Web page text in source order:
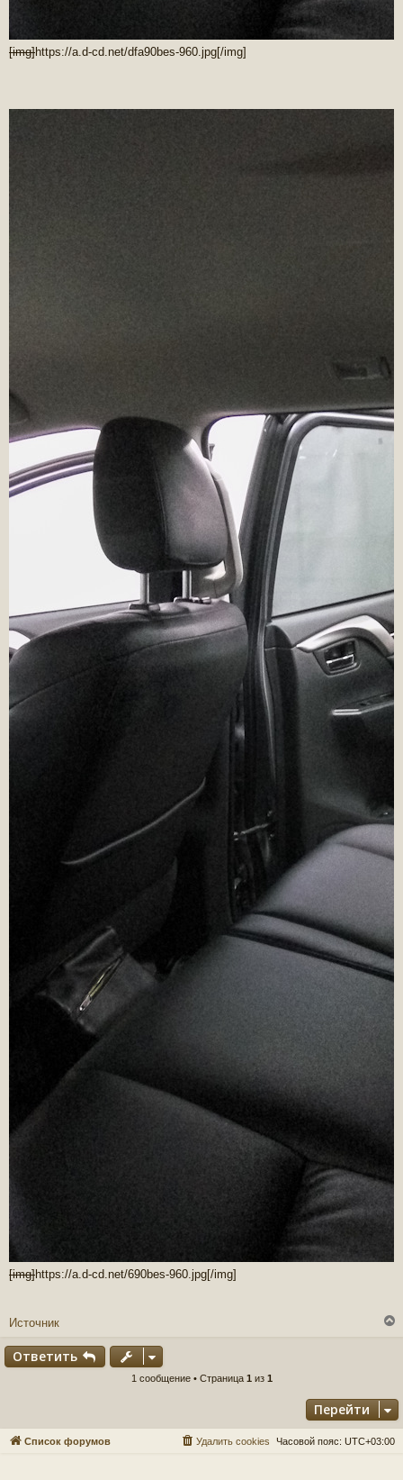
[img]https://a.d-cd.net/dfa90bes-960.jpg[/img]
[img]https://a.d-cd.net/690bes-960.jpg[/img]
Источник
с
Ответить
1 сообщение • Страница 1 из 1
Перейти
Список форумов Часовой пояс: UTC+03:00
Удалить cookies